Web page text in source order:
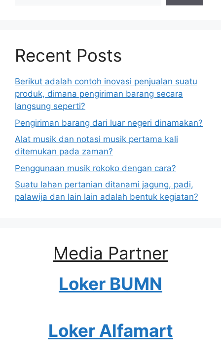
Recent Posts
Berikut adalah contoh inovasi penjualan suatu
produk, dimana pengiriman barang secara
langsung seperti?
Pengiriman barang dari luar negeri dinamakan?
Alat musik dan notasi musik pertama kali
ditemukan pada zaman?
Penggunaan musik rokoko dengan cara?
Suatu lahan pertanian ditanami jagung, padi,
palawija dan lain lain adalah bentuk kegiatan?
Media Partner
Loker BUMN
Loker Alfamart